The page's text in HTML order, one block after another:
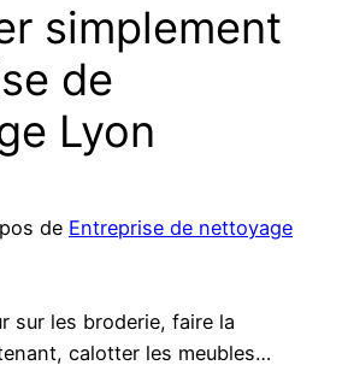
simplement
de
Lyon
de Entreprise de nettoyage
sur les broderie, faire la
calotter les meubles…